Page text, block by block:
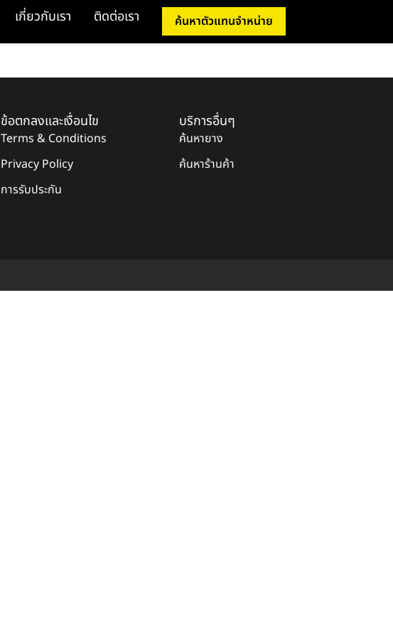
เกี่ยวกับเรา ติดต่อเรา ค้นหาตัวแทนจำหน่าย
ข้อตกลงและเงื่อนไข
Terms & Conditions
Privacy Policy
การรับประกัน
บริการอื่นๆ
ค้นหายาง
ค้นหาร้านค้า